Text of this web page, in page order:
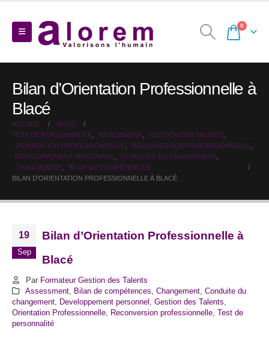
0
Bilan d’Orientation Professionnelle à
Blacé
ACCUEIL
BLOG
TEST DE PERSONNALITÉ
ASSESSMENT GESTION DES TALENTS
ORIENTATION PROFESSIONNELLE
RECONVERSION PROFESSIONNELLE
DEVELOPPEMENT PERSONNEL
CONDUITE DU CHANGEMENT
CHANGEMENT
BILAN DE COMPÉTENCES
BILAN D’ORIENTATION PROFESSIONNELLE À BLACÉ
19
Sep
Bilan d’Orientation Professionnelle à
Blacé
Par Formateur Gestion des Talents
Assessment, Bilan de compétences Changement, Conduite du
changement
Developpement personnel Gestion des Talents
Orientation Professionnelle
Reconversion professionnelle Test de
personnalité